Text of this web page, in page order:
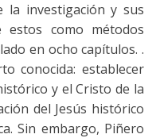
la investigación y sus
como métodos
en ocho capítulos. .
conocida: establecer
y el Cristo de la
del Jesús histórico
Sin embargo, Piñero